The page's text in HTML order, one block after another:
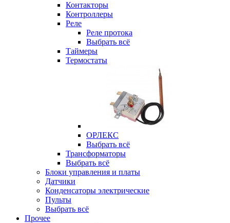
Контакторы
Контроллеры
Реле
Реле протока
Выбрать всё
Таймеры
Термостаты
ОРЛЕКС
Выбрать всё
Трансформаторы
Выбрать всё
Блоки управления и платы
Датчики
Конденсаторы электрические
Пульты
Выбрать всё
Прочее